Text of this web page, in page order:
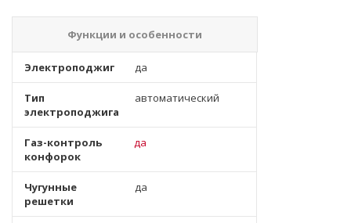
Функции и особенности
Электроподжиг да
Тип
электроподжига
автоматический
Газ-контроль
конфорок
да
Чугунные
решетки
да